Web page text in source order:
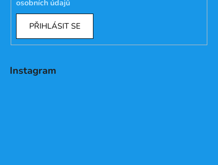
osobních údajů
PŘIHLÁSIT SE
Instagram